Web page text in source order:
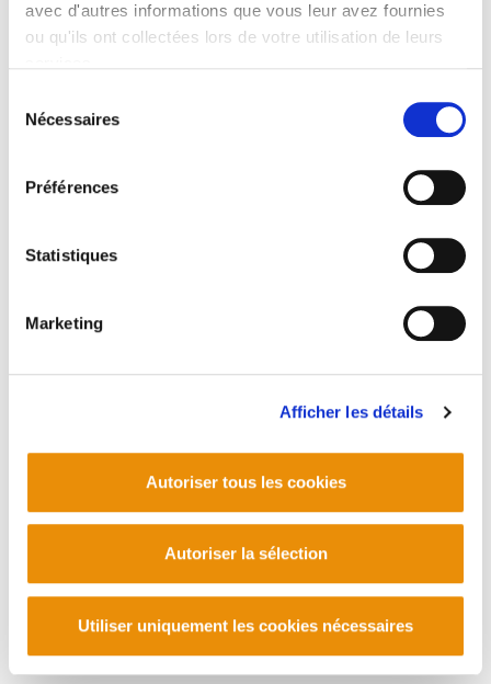
avec d'autres informations que vous leur avez fournies
ou qu'ils ont collectées lors de votre utilisation de leurs
Nécessaires
Préférences
Statistiques
Marketing
Afficher les détails
Autoriser tous les cookies
Autoriser la sélection
Utiliser uniquement les cookies nécessaires
PLAN DU SITE ACCESSIBILITÉ CONTACT
Manu Robles-Arangiz Institutua Fundazioa
Corderliers karrika 20 - 64100 Baiona -
Contact